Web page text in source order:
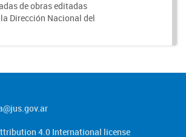
de obras editadas
Dirección Nacional del
4.0 International license